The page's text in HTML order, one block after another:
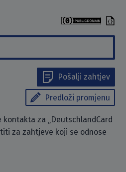
Pošalji zahtjev
Predloži promjenu
za „DeutschlandCard
za zahtjeve koji se odnose